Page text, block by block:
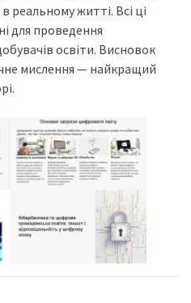
реальному житті. Всі ці
для проведення
освіти. Висновок
мислення — найкращий